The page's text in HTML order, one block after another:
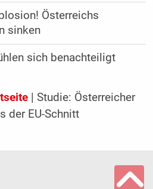
Österreichs
sinken
sich benachteiligt
| Studie: Österreicher
der EU-Schnitt